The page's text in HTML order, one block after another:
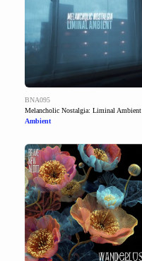
BNA095
Melancholic Nostalgia: Liminal Ambient
Ambient